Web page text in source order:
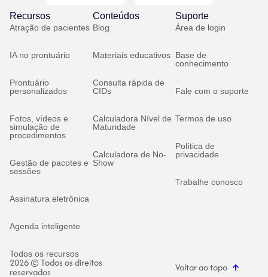
Recursos
Atração de pacientes
IA no prontuário
Prontuário
personalizados
Fotos, vídeos e
simulação de
procedimentos
Gestão de pacotes e
sessões
Assinatura eletrônica
Agenda inteligente
Todos os recursos
Conteúdos
Blog
Materiais educativos
Consulta rápida de
CIDs
Calculadora Nível de
Maturidade
Calculadora de No-
Show
Suporte
Área de login
Base de
conhecimento
Fale com o suporte
Termos de uso
Política de
privacidade
Trabalhe conosco
2026 © Todos os direitos
reservados Voltar ao topo